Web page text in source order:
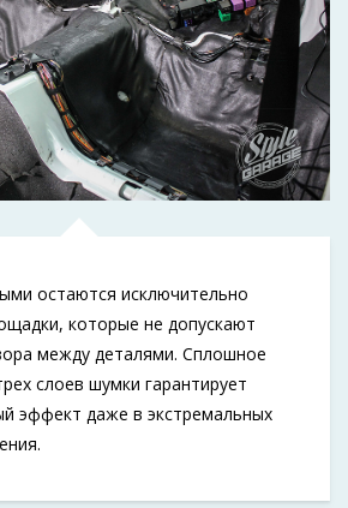
остаются исключительно
которые не допускают
между деталями. Сплошное
слоев шумки гарантирует
эффект даже в экстремальных